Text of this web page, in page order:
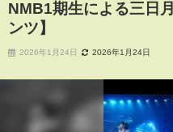
NMB1期生による三日
ンツ】
2026年1月24日 2026年1月24日